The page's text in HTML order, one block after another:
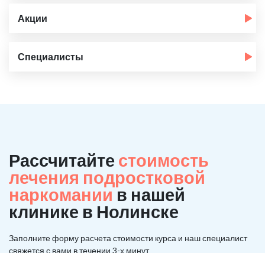
Акции
Специалисты
Рассчитайте стоимость
лечения подростковой
наркоманиив нашей
клинике в Нолинске
Заполните форму расчета стоимости курса и наш специалист
свяжется с вами в течении 3-х минут